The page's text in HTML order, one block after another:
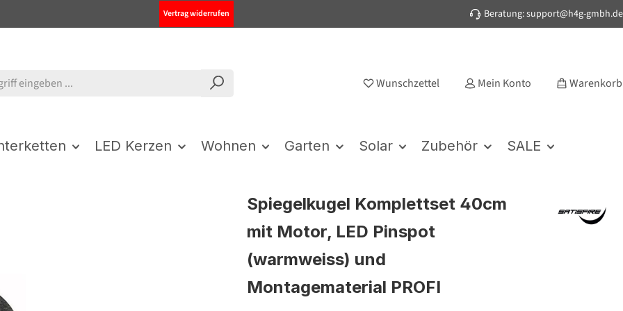
Vertrag widerrufen Beratung: support@h4g-gmbh.de
Wunschzettel Mein Konto Warenkorb
LED Kerzen Wohnen Garten Solar Zubehör SALE
Spiegelkugel Komplettset 40cm
mit Motor, LED Pinspot
(warmweiss) und
Montagematerial PROFI